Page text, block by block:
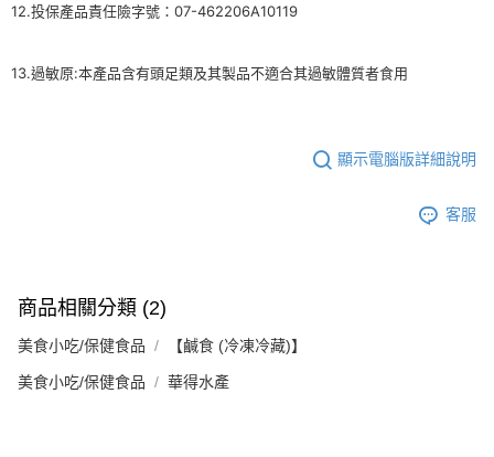
12.投保產品責任險字號：07-462206A10119
13.過敏原:本產品含有頭足類及其製品不適合其過敏體質者食用
顯示電腦版詳細說明
客服
商品相關分類 (2)
美食小吃/保健食品 【鹹食 (冷凍冷藏)】
美食小吃/保健食品 華得水產